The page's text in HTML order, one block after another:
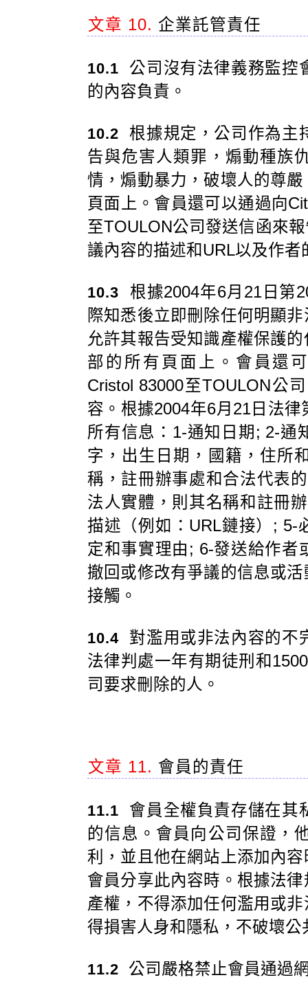
文章 10. 企業託管責任
10.1 公司沒有法律義務監控
的內容負責。
10.2 根據規定，公司作為主
告與危害人類罪，煽動種族
情，煽動暴力，破壞人的尊
頁面上。會員還可以通過向
至TOULON公司發送信函來
議內容的描述和URL以及作者
10.3 根據2004年6月21日第
際知悉後立即刪除任何明顯
允許其報告受知識產權保護
部的所有頁面上。會員還
Cristol 83000至TOULON公
容。根據2004年6月21日法
所有信息：1-通知日期; 2-通
字，出生日期，國籍，住所
稱，註冊辦事處和合法代表
法人實體，則其名稱和註冊
描述（例如：URL鏈接）; 5-
定和事實理由; 6-發送給作者
撤回或修改有爭議的信息或
接觸。
10.4 對濫用或非法內容的不
法律判處一年有期徒刑和
司要求刪除的人。
文章 11. 會員的責任
11.1 會員全權負責存儲在其
的信息。會員向公司保證，
利，並且他在網站上添加內
會員分享此內容時。根據法
產權，不得添加任何濫用或
得損害人身和隱私，不破壞公
11.2 公司嚴格禁止會員通過